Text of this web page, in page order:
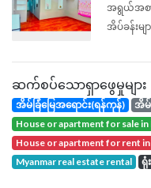
အရွယ်အစ
အိပ်ခန်းမျာ
ဆက်စပ်သောရှာဖွေမှုများ
အိမ်ခြံမြေအရောင်း(ရန်ကုန်)
house or apartment for sale in
house or apartment for rent
Myanmar real estate rental